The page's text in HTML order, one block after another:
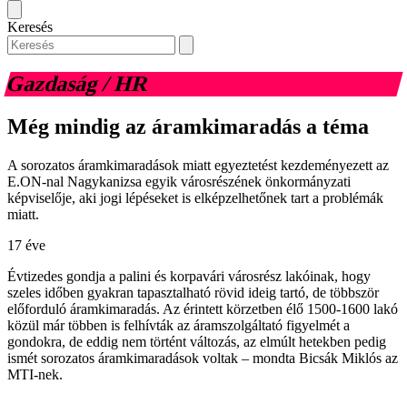
Keresés
Gazdaság / HR
Még mindig az áramkimaradás a téma
A sorozatos áramkimaradások miatt egyeztetést kezdeményezett az
E.ON-nal Nagykanizsa egyik városrészének önkormányzati
képviselője, aki jogi lépéseket is elképzelhetőnek tart a problémák
miatt.
17 éve
Évtizedes gondja a palini és korpavári városrész lakóinak, hogy
szeles időben gyakran tapasztalható rövid ideig tartó, de többször
előforduló áramkimaradás. Az érintett körzetben élő 1500-1600 lakó
közül már többen is felhívták az áramszolgáltató figyelmét a
gondokra, de eddig nem történt változás, az elmúlt hetekben pedig
ismét sorozatos áramkimaradások voltak – mondta Bicsák Miklós az
MTI-nek.